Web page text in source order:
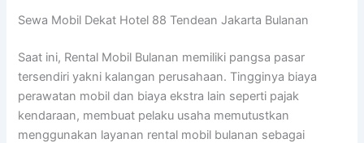
Sewa Mobil Dekat Hotel 88 Tendean Jakarta Bulanan
Saat ini, Rental Mobil Bulanan memiliki pangsa pasar
tersendiri yakni kalangan perusahaan. Tingginya biaya
perawatan mobil dan biaya ekstra lain seperti pajak
kendaraan, membuat pelaku usaha memutustkan
menggunakan layanan rental mobil bulanan sebagai